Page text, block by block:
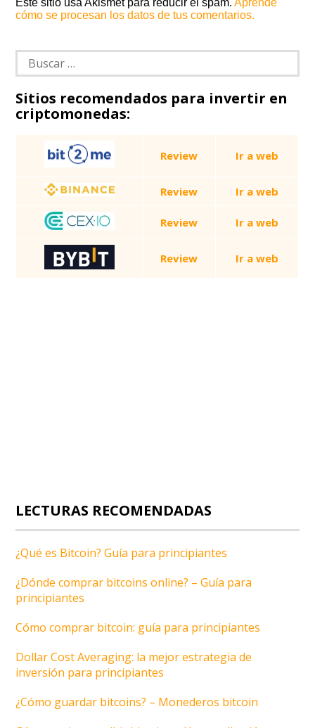
cómo se procesan los datos de tus comentarios.
Buscar:
Sitios recomendados para invertir en
criptomonedas:
Review Ir a web
Review Ir a web
Review Ir a web
Review Ir a web
LECTURAS RECOMENDADAS
¿Qué es Bitcoin? Guía para principiantes
¿Dónde comprar bitcoins online? – Guía para
principiantes
Cómo comprar bitcoin: guía para principiantes
Dollar Cost Averaging: la mejor estrategia de
inversión para principiantes
¿Cómo guardar bitcoins? – Monederos bitcoin